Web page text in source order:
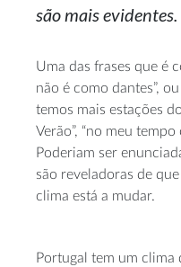
são mais evidentes.
Uma das frases que é
não é como dantes”,
temos mais estações
Verão”, “no meu
Poderiam ser
são reveladoras de
clima está a mudar.
Portugal tem um clima